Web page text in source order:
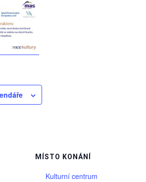
MÍSTO KONÁNÍ
Kulturní centrum